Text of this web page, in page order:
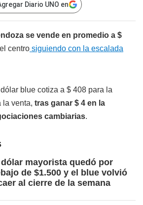
Diario UNO en
se vende en promedio a $
centro siguiendo con la escalada
blue cotiza a $ 408 para la
la venta, tras ganar $ 4 en la
cambiarias.
dólar mayorista quedó por
de $1.500 y el blue volvió
al cierre de la semana